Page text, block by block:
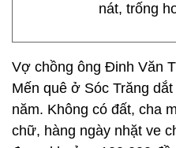
nát, trống
Vợ chồng ông Đinh Văn
Mến quê ở Sóc Trăng
năm. Không có đất, cha
chữ, hàng ngày nhặt ve